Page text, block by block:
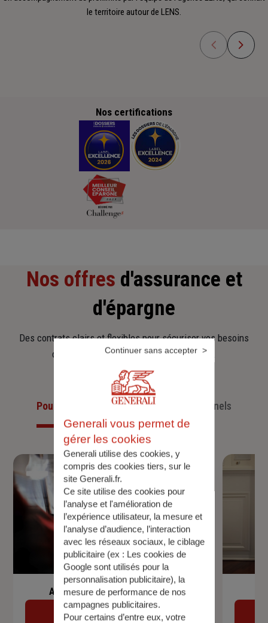
le territoire autour de LENS.
Nos certifications
Nos offres d'assurance et
d'épargne
Des contrats clairs et flexibles pour sécuriser vos besoins
d’aujourd’hui et anticiper ceux de demain.
Pour les particuliersPour les professionnels
Assurance de prêt immobilier
Découvrir
Generali vous permet de
gérer les cookies
Generali utilise des cookies, y
compris des cookies tiers, sur le
site Generali.fr.
Ce site utilise des cookies pour
l’analyse et l'amélioration de
l’expérience utilisateur, la mesure et
l’analyse d’audience, l’interaction
avec les réseaux sociaux, le ciblage
publicitaire (ex : Les cookies de
Google sont utilisés pour la
personnalisation publicitaire), la
mesure de performance de nos
campagnes publicitaires.
Pour certains d’entre eux, votre
Continuer sans accepter